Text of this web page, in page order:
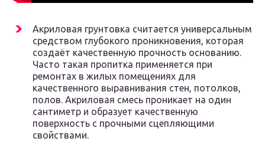
Акриловая грунтовка считается универсальным
средством глубокого проникновения, которая
создаёт качественную прочность основанию.
Часто такая пропитка применяется при
ремонтах в жилых помещениях для
качественного выравнивания стен, потолков,
полов. Акриловая смесь проникает на один
сантиметр и образует качественную
поверхность с прочными сцепляющими
свойствами.